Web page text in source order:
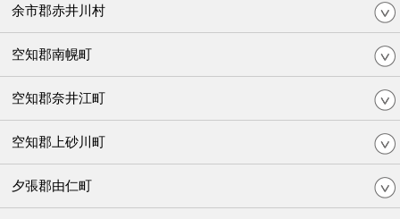
余市郡赤井川村
空知郡南幌町
空知郡奈井江町
空知郡上砂川町
夕張郡由仁町